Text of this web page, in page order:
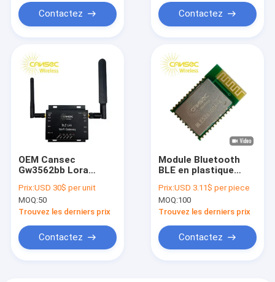
Contactez Contactez
OEM Cansec
Gw3562bb Lora
2.4ghz 5g Ble Wifi
180m
Prix:USD 30$ per unit
MOQ:50
Trouvez les derniers prix
Contactez
Module Bluetooth
BLE en plastique
maximale de 160M
pour la connectivité
sans fil
Prix:USD 3.11$ per piece
MOQ:100
Trouvez les derniers prix
Contactez